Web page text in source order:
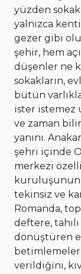
yüzden
yalnızca
gezer gibi
şehir, hem
düşenler ne
sokakların,
bütün
ister istemez
ve zaman
yanını.
şehri içinde
merkezi
kuruluşunun
tekinsiz ve
Romanda,
deftere,
dönüştüren
verildiğini,